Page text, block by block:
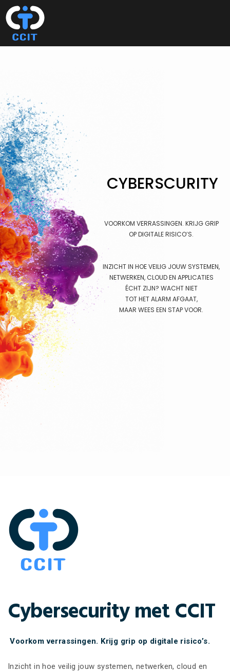
Spring
naar
hoofdnavigatie
Door
naar
hoofd
CYBERSCURITY
VOORKOM VERRASSINGEN. KRIJG GRIP
OP DIGITALE RISICO’S.
INZICHT IN HOE VEILIG JOUW SYSTEMEN,
NETWERKEN, CLOUD EN APPLICATIES
ÉCHT ZIJN? WACHT NIET
TOT HET ALARM AFGAAT,
MAAR WEES EEN STAP VOOR.
Cybersecurity met CCIT
Voorkom verrassingen. Krijg grip op digitale risico’s.
Inzicht in hoe veilig jouw systemen, netwerken, cloud en